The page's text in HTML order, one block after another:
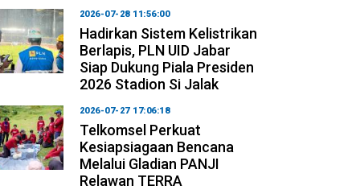
2026-07-28 11:56:00
Hadirkan Sistem Kelistrikan
Berlapis, PLN UID Jabar
Siap Dukung Piala Presiden
2026 Stadion Si Jalak
2026-07-27 17:06:18
Telkomsel Perkuat
Kesiapsiagaan Bencana
Melalui Gladian PANJI
Relawan TERRA